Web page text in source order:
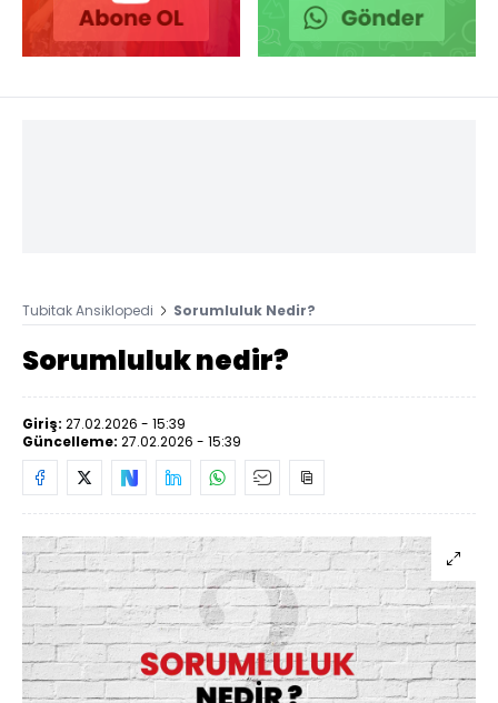
Tubitak Ansiklopedi Sorumluluk Nedir?
Sorumluluk nedir?
Giriş: 27.02.2026 - 15:39
Güncelleme: 27.02.2026 - 15:39